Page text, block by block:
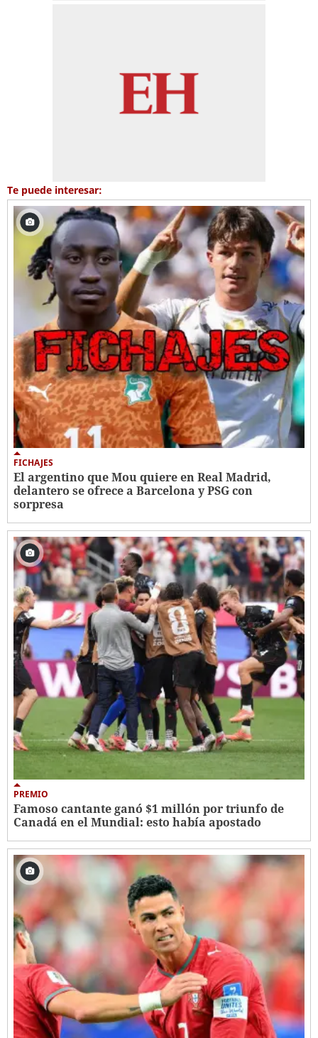
Te puede interesar:
FICHAJES
El argentino que Mou quiere en Real Madrid,
delantero se ofrece a Barcelona y PSG con
sorpresa
PREMIO
Famoso cantante ganó $1 millón por triunfo de
Canadá en el Mundial: esto había apostado